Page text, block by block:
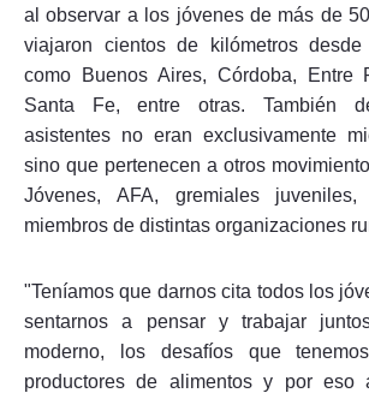
al observar a los jóvenes de más de
viajaron cientos de kilómetros desde
como Buenos Aires, Córdoba, Entre
Santa Fe, entre otras. También
asistentes no eran exclusivamente
sino que pertenecen a otros
Jóvenes, AFA, gremiales
miembros de distintas organizaciones
"Teníamos que darnos cita todos los
sentarnos a pensar y trabajar
moderno, los desafíos que
productores de alimentos y por eso